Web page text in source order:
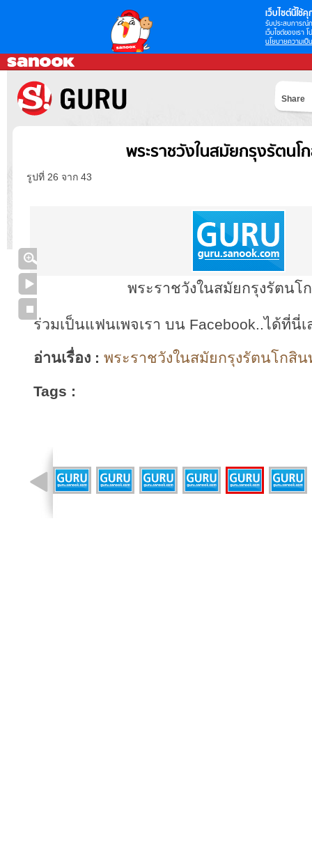
เว็บไซต์นี้ใช้คุ
รับประสบการณ์
เว็บไซต์ของเรา
นโยบายความเป็
Share
พระราชวังในสมัยกรุงรัตนโ
รูปที่ 26 จาก 43
พระราชวังในสมัยกรุงรัตนโ
ร่วมเป็นแฟนเพจเรา บน Facebook..ได้ที่นี่เ
อ่านเรื่อง : พระราชวังในสมัยกรุงรัตนโกสิ
Tags :